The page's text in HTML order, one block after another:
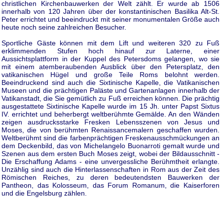
christlichen Kirchenbauwerken der Welt zählt. Er wurde ab 1506
innerhalb von 120 Jahren über der konstantinischen Basilika Alt-St.
Peter errichtet und beeindruckt mit seiner monumentalen Größe auch
heute noch seine zahlreichen Besucher.
Sportliche Gäste können mit dem Lift und weiteren 320 zu Fuß
erklimmenden Stufen hoch hinauf zur Laterne, einer
Aussichtsplattform in der Kuppel des Petersdoms gelangen, wo sie
mit einem atemberaubenden Ausblick über den Petersplatz, den
vatikanischen Hügel und große Teile Roms belohnt werden.
Beeindruckend sind auch die Sixtinische Kapelle, die Vatikanischen
Museen und die prächtigen Paläste und Gartenanlagen innerhalb der
Vatikanstadt, die Sie gemütlich zu Fuß erreichen können. Die prächtig
ausgestattete Sixtinische Kapelle wurde im 15 Jh. unter Papst Sixtus
IV. errichtet und beherbergt weltberühmte Gemälde. An den Wänden
zeigen ausdrucksstarke Fresken Lebensszenen von Jesus und
Moses, die von berühmten Renaissancemalern geschaffen wurden.
Weltberühmt sind die farbenprächtigen Freskenausschmückungen an
dem Deckenbild, das von Michelangelo Buonarroti gemalt wurde und
Szenen aus dem ersten Buch Moses zeigt, wobei der Bildausschnitt -
Die Erschaffung Adams - eine unvergessliche Berühmtheit erlangte.
Unzählig sind auch die Hinterlassenschaften in Rom aus der Zeit des
Römischen Reiches, zu deren bedeutendsten Bauwerken der
Pantheon, das Kolosseum, das Forum Romanum, die Kaiserforen
und die Engelsburg zählen.